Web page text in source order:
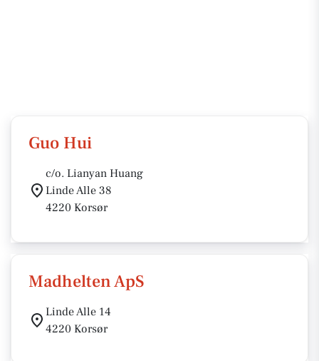
Guo Hui
c/o. Lianyan Huang
Linde Alle 38
4220 Korsør
Madhelten ApS
Linde Alle 14
4220 Korsør